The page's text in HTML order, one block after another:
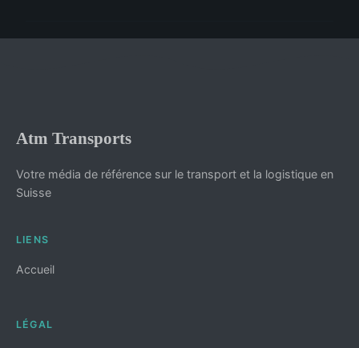
Atm Transports
Votre média de référence sur le transport et la logistique en
Suisse
LIENS
Accueil
LÉGAL